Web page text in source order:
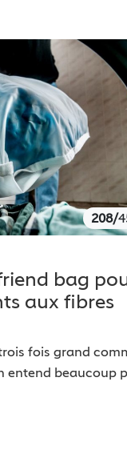
208/
bag
aux fibres
fois grand
entend beaucoup